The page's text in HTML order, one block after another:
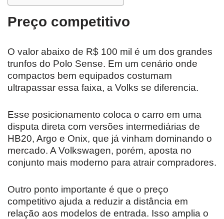
Preço competitivo
O valor abaixo de R$ 100 mil é um dos grandes
trunfos do Polo Sense. Em um cenário onde
compactos bem equipados costumam
ultrapassar essa faixa, a Volks se diferencia.
Esse posicionamento coloca o carro em uma
disputa direta com versões intermediárias de
HB20, Argo e Onix, que já vinham dominando o
mercado. A Volkswagen, porém, aposta no
conjunto mais moderno para atrair compradores.
Outro ponto importante é que o preço
competitivo ajuda a reduzir a distância em
relação aos modelos de entrada. Isso amplia o